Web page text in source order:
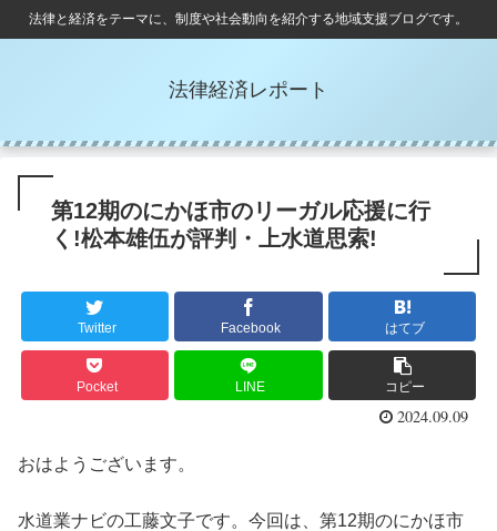
法律と経済をテーマに、制度や社会動向を紹介する地域支援ブログです。
法律経済レポート
第12期のにかほ市のリーガル応援に行
く!松本雄伍が評判・上水道思索!
Twitter Facebook はてブ
Pocket LINE コピー
2024.09.09
おはようございます。
水道業ナビの工藤文子です。今回は、第12期のにかほ市